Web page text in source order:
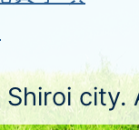
city.